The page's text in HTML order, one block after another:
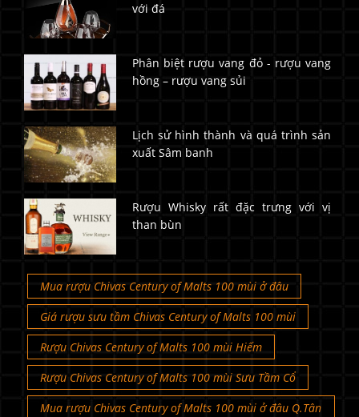
với đá
Phân biệt rượu vang đỏ - rượu vang
hồng – rượu vang sủi
Lịch sử hình thành và quá trình sản
xuất Sâm banh
Rượu Whisky rất đặc trưng với vị
than bùn
Mua rượu Chivas Century of Malts 100 mùi ở đâu
Giá rượu sưu tầm Chivas Century of Malts 100 mùi
Rượu Chivas Century of Malts 100 mùi Hiếm
Rượu Chivas Century of Malts 100 mùi Sưu Tầm Cổ
Mua rượu Chivas Century of Malts 100 mùi ở đâu Q.Tân